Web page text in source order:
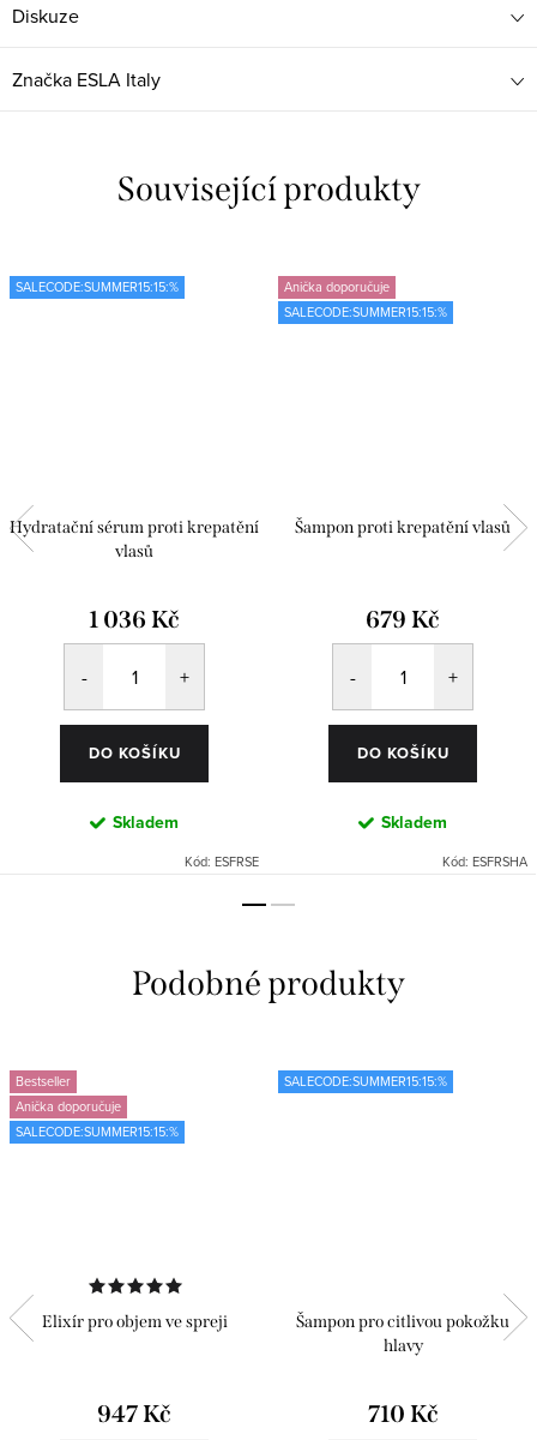
Diskuze
Značka ESLA Italy
Související produkty
SALECODE:SUMMER15:15:%
Hydratační sérum proti krepatění
vlasů
1 036 Kč
DO KOŠÍKU
Skladem
Kód: ESFRSE
Anička doporučuje
SALECODE:SUMMER15:15:%
Šampon proti krepatění vlasů
679 Kč
DO KOŠÍKU
Skladem
Kód: ESFRSHA
Bestseller
Anička doporučuje
SALECODE:SUMMER15:15:%
Elixír pro objem ve spreji
947 Kč
SALECODE:SUMMER15:15:%
Šampon pro citlivou pokožku
hlavy
710 Kč